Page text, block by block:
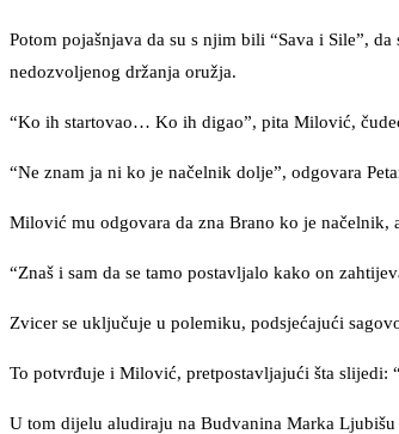
Potom pojašnjava da su s njim bili “Sava i Sile”,
nedozvoljenog držanja oružja.
“Ko ih startovao… Ko ih digao”, pita Milović,
“Ne znam ja ni ko je načelnik dolje”, odgovara
Milović mu odgovara da zna Brano ko je načelnik,
“Znaš i sam da se tamo postavljalo kako on
Zvicer se uključuje u polemiku, podsjećajući
To potvrđuje i Milović, pretpostavljajući šta slijedi:
U tom dijelu aludiraju na Budvanina Marka